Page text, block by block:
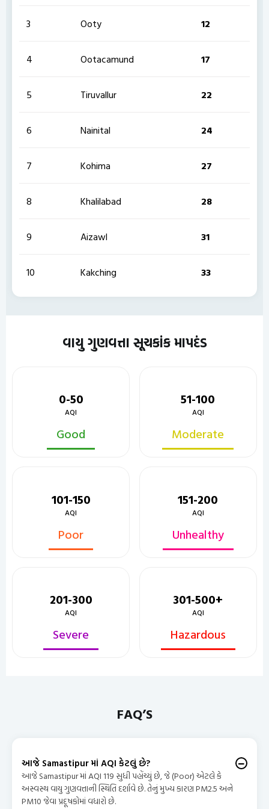
3 Ooty 12
4 Ootacamund 17
5 Tiruvallur 22
6 Nainital 24
7 Kohima 27
8 Khalilabad 28
9 Aizawl 31
10 Kakching 33
વાયુ ગુણવત્તા સૂચકાંક માપદંડ
0-50
AQI
Good
51-100
AQI
Moderate
101-150
AQI
Poor
151-200
AQI
Unhealthy
201-300
AQI
Severe
301-500+
AQI
Hazardous
FAQ’S
આજે Samastipur માં AQI કેટલું છે?
આજે Samastipur માં AQI 119 સુધી પહોંચ્યું છે, જે (Poor) એટલે કે
અસ્વસ્થ વાયુ ગુણવત્તાની સ્થિતિ દર્શાવે છે. તેનું મુખ્ય કારણ PM2.5 અને
PM10 જેવા પ્રદૂષકોમાં વધારો છે.